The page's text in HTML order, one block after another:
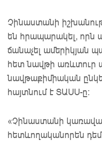
Չինաստանի
են հրապարակել, որն
ճանաչել ամերիկյան
հետ նավթի առևտուր
նավթաքիմիական
հայտնում է ՏԱՍՍ-ը:
«Չինաստանի
հետևողականորեն